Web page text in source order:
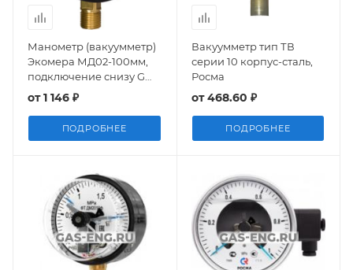
Манометр (вакуумметр)
Экомера МД02-100мм,
подключение снизу G
1/2", Эко-М
от1 146 ₽
ПОДРОБНЕЕ
Вакуумметр тип ТВ
серии 10 корпус-сталь,
Росма
от468.60 ₽
ПОДРОБНЕЕ